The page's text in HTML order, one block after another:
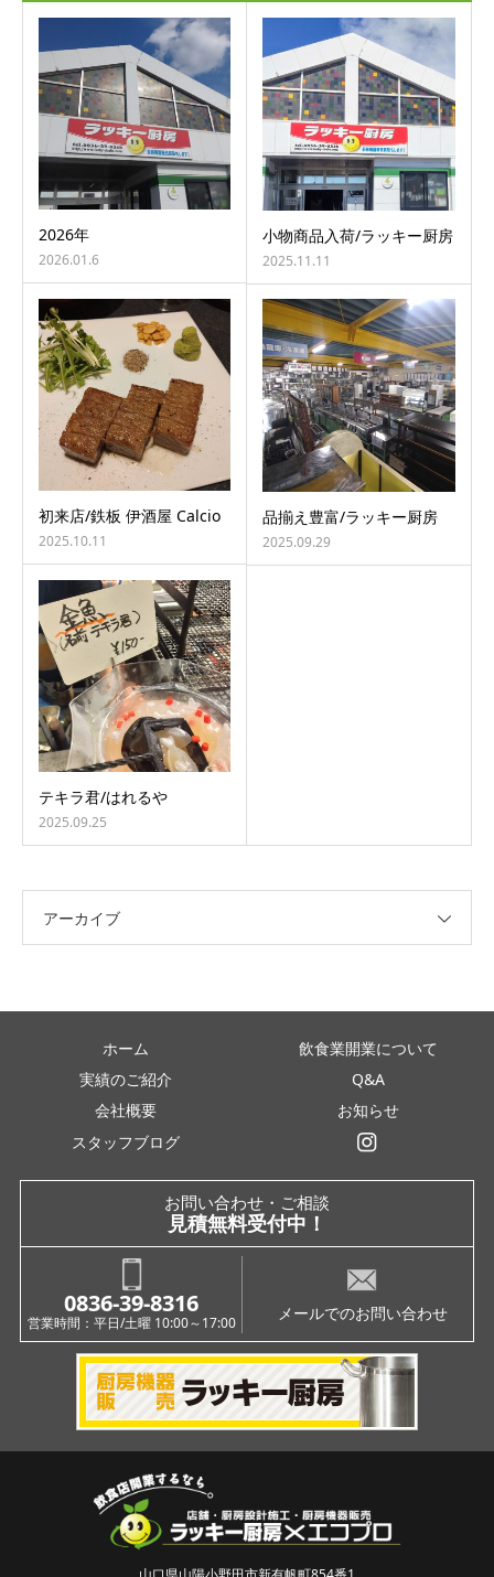
2026年
2026.01.6
小物商品入荷/ラッキー厨房
2025.11.11
初来店/鉄板 伊酒屋 Calcio
2025.10.11
品揃え豊富/ラッキー厨房
2025.09.29
テキラ君/はれるや
2025.09.25
アーカイブ
ホーム
飲食業開業について
実績のご紹介
Q&A
会社概要
お知らせ
スタッフブログ
お問い合わせ・ご相談
見積無料受付中！
0836-39-8316
営業時間：平日/土曜 10:00～17:00 メールでのお問い合わせ